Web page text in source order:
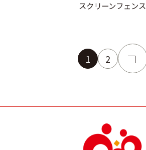
スクリーンフェンス
1 2